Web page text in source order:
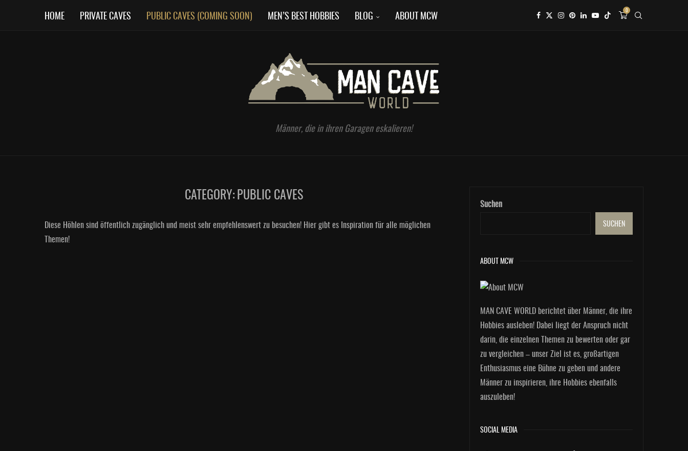
HOME PRIVATE CAVES PUBLIC CAVES (COMING SOON) MEN’S BEST HOBBIES BLOG ABOUT MCW 0
Männer, die in ihren Garagen eskalieren!
CATEGORY:PUBLIC CAVES
Diese Höhlen sind öffentlich zugänglich und meist sehr empfehlenswert zu besuchen! Hier gibt es Inspiration für alle möglichen
Themen!
Suchen
SUCHEN
ABOUT MCW
MAN CAVE WORLD berichtet über Männer, die ihre
Hobbies ausleben! Dabei liegt der Anspruch nicht
darin, die einzelnen Themen zu bewerten oder gar
zu vergleichen – unser Ziel ist es, großartigen
Enthusiasmus eine Bühne zu geben und andere
Männer zu inspirieren, ihre Hobbies ebenfalls
auszuleben!
SOCIAL MEDIA